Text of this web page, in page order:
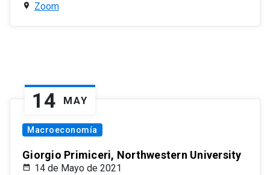
Zoom
14 MAY
Macroeconomía
Giorgio Primiceri, Northwestern University
14 de Mayo de 2021